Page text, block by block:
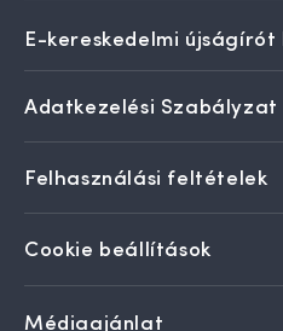
E-kereskedelmi újságírót
Adatkezelési Szabályzat
Felhasználási feltételek
Cookie beállítások
Médiaajánlat